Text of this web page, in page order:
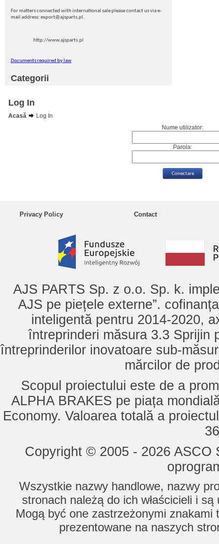
For matters connected with international sale please contact us via e-
mail address: export@ajsparts.pl.
http://www.ajsparts.pl
Documents required by law
Categorii
Log In
Acasă
Log In
Nume utilizator:
Parola:
Privacy Policy Contact
AJS PARTS Sp. z o.o. Sp. k.
AJS pe piețele externe”.
inteligentă pentru 2014-2020,
întreprinderi măsura 3.3 Sprijin
întreprinderilor inovatoare sub-
mărcilor de
Scopul proiectului este de a
ALPHA BRAKES pe piața
Economy. Valoarea totală a
Copyright © 2005 - 2026
Wszystkie nazwy handlowe, nazwy
stronach należą do ich właścicieli i
Mogą być one zastrzeżonymi znakami
prezentowane na naszych